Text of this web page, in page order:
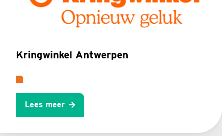
Kringwinkel Antwerpen
Lees meer